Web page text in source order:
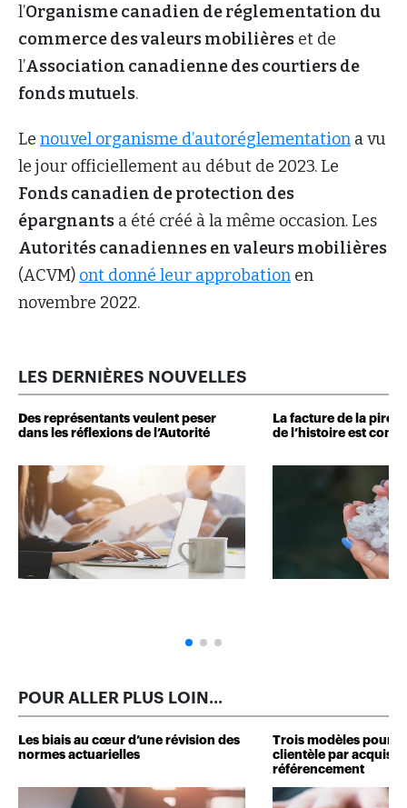
l’Organisme canadien de réglementation du
commerce des valeurs mobilières et de
l’Association canadienne des courtiers de
fonds mutuels.
Le nouvel organisme d’autoréglementation a vu
le jour officiellement au début de 2023. Le
Fonds canadien de protection des
épargnants a été créé à la même occasion. Les
Autorités canadiennes en valeurs mobilières
(ACVM) ont donné leur approbation en
novembre 2022.
LES DERNIÈRES NOUVELLES
Des représentants veulent peser
dans les réflexions de l’Autorité
La facture de la pire
de l’histoire est
POUR ALLER PLUS LOIN...
Les biais au cœur d’une révision des
normes actuarielles
Trois modèles pour
clientèle par
référencement